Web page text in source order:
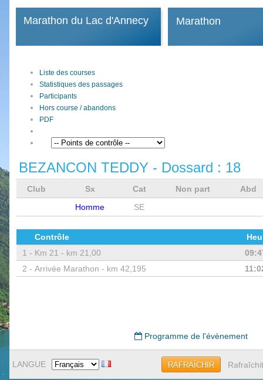
Marathon du Lac d'Annecy Marathon
Liste des courses
Statistiques des passages
Participants
Hors course / abandons
PDF
BEZANCON TEDDY- Dossard : 18
Club Sx Cat Non part
Abd
Homme
SE
Contrôle
1 - Km 21 - km 21,00
2 - Arrivée Marathon - km 42,195
Programme de l'évènement
LANGUE RAFRAÎCHIR